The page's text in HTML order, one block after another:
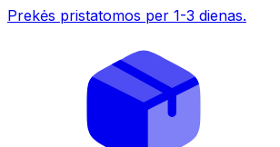
Prekės pristatomos per 1-3 dienas.